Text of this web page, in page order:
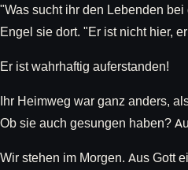
"Was sucht ihr den Lebenden
Engel sie dort. "Er ist nicht hier,
Er ist wahrhaftig auferstanden!
Ihr Heimweg war ganz anders,
Ob sie auch gesungen haben?
Wir stehen im Morgen. Aus Gott